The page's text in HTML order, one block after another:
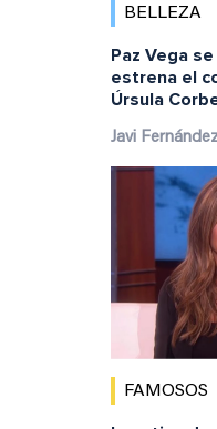
BELLEZA
Paz Vega
estrena el
Úrsula
Javi
FAMOSOS